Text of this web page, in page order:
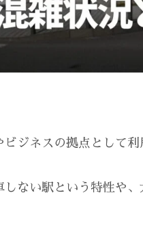
ビジネスの拠点として
ない駅という特性や